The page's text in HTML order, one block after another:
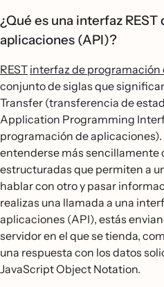
¿Qué es una interfaz
aplicaciones (API)?
REST interfaz de programación
conjunto de siglas que
Transfer (transferencia de
Application Programming
programación de
entenderse más sencillamente
estructuradas que permiten a
hablar con otro y pasar
realizas una llamada a una
aplicaciones (API), estás
servidor en el que se tienda,
una respuesta con los datos
JavaScript Object Notation.